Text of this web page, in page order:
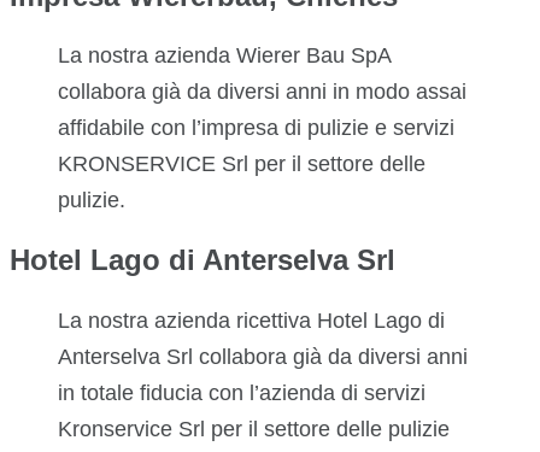
La nostra azienda Wierer Bau SpA
collabora già da diversi anni in modo assai
affidabile con l’impresa di pulizie e servizi
KRONSERVICE Srl per il settore delle
pulizie.
Hotel Lago di Anterselva Srl
La nostra azienda ricettiva Hotel Lago di
Anterselva Srl collabora già da diversi anni
in totale fiducia con l’azienda di servizi
Kronservice Srl per il settore delle pulizie